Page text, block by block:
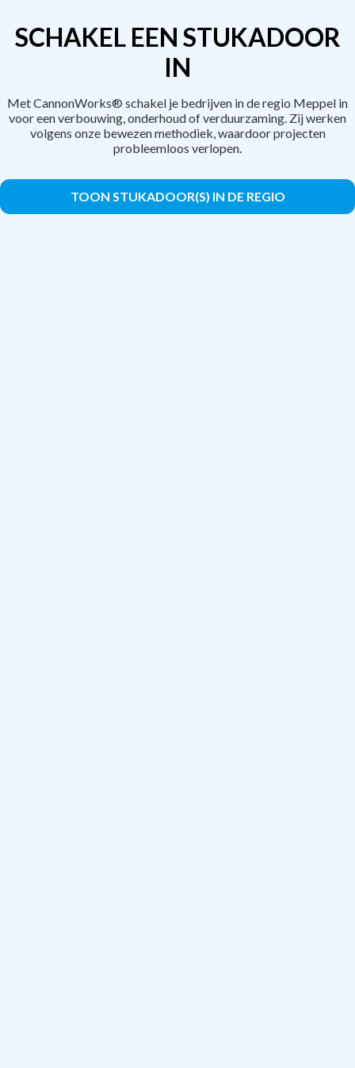
SCHAKEL EEN STUKADOOR
IN
Met CannonWorks® schakel je bedrijven in de regio Meppel in
voor een verbouwing, onderhoud of verduurzaming. Zij werken
volgens onze bewezen methodiek, waardoor projecten
probleemloos verlopen.
TOON STUKADOOR(S) IN DE REGIO